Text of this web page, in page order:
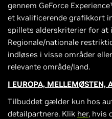
gennem GeForce
et kvalificerende grafikkort
spillets alderskriterier for at
Regionale/nationale
indløses i visse områder
relevante område/land.
I EUROPA, MELLEMØSTEN,
Tilbuddet gælder kun hos
detailpartnere. Klik her, hvis